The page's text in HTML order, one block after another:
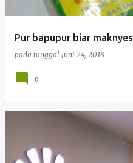
Pur bapupur biar maknyes
pada tanggal Juni 24, 2018
0